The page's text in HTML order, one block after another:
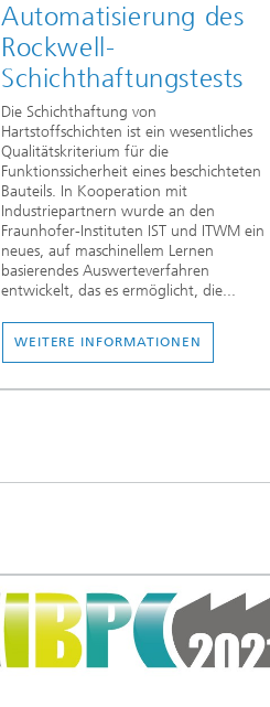
Automatisierung des
Rockwell-
Schichthaftungstests
Die Schichthaftung von
Hartstoffschichten ist ein wesentliches
Qualitätskriterium für die
Funktionssicherheit eines beschichteten
Bauteils. In Kooperation mit
Industriepartnern wurde an den
Fraunhofer-Instituten IST und ITWM ein
neues, auf maschinellem Lernen
basierendes Auswerteverfahren
entwickelt, das es ermöglicht, die...
WEITERE INFORMATIONEN